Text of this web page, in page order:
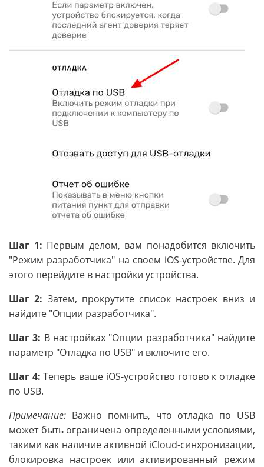
Шаг 1: Первым делом, вам понадобится включить
"Режим разработчика" на своем iOS-устройстве. Для
этого перейдите в настройки устройства.
Шаг 2: Затем, прокрутите список настроек вниз и
найдите "Опции разработчика".
Шаг 3: В настройках "Опции разработчика" найдите
параметр "Отладка по USB" и включите его.
Шаг 4: Теперь ваше iOS-устройство готово к отладке
по USB.
Примечание: Важно помнить, что отладка по USB
может быть ограничена определенными условиями,
такими как наличие активной iCloud-синхронизации,
блокировка настроек или активированный режим